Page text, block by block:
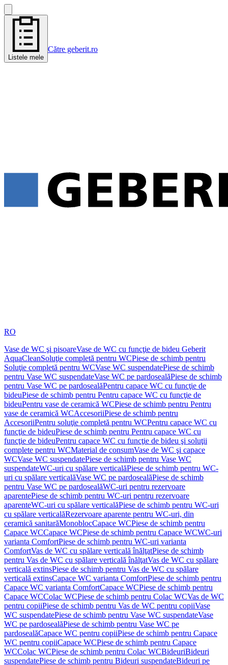
Listele mele
Către geberit.ro
RO
Vase de WC şi pisoareVase de WC cu funcţie de bideu Geberit
AquaCleanSoluţie completă pentru WCPiese de schimb pentru
Soluţie completă pentru WCVase WC suspendatePiese de schimb
pentru Vase WC suspendateVase WC pe pardosealăPiese de schimb
pentru Vase WC pe pardosealăPentru capace WC cu funcţie de
bideuPiese de schimb pentru Pentru capace WC cu funcţie de
bideuPentru vase de ceramică WCPiese de schimb pentru Pentru
vase de ceramică WCAccesoriiPiese de schimb pentru
AccesoriiPentru soluţie completă pentru WCPentru capace WC cu
funcţie de bideuPiese de schimb pentru Pentru capace WC cu
funcţie de bideuPentru capace WC cu funcţie de bideu şi soluţii
complete pentru WCMaterial de consumVase de WC şi capace
WCVase WC suspendatePiese de schimb pentru Vase WC
suspendateWC-uri cu spălare verticalăPiese de schimb pentru WC-
uri cu spălare verticalăVase WC pe pardosealăPiese de schimb
pentru Vase WC pe pardosealăWC-uri pentru rezervoare
aparentePiese de schimb pentru WC-uri pentru rezervoare
aparenteWC-uri cu spălare verticalăPiese de schimb pentru WC-uri
cu spălare verticalăRezervoare aparente pentru WC-uri, din
ceramică sanitarăMonoblocCapace WCPiese de schimb pentru
Capace WCCapace WCPiese de schimb pentru Capace WCWC-uri
varianta ComfortPiese de schimb pentru WC-uri varianta
ComfortVas de WC cu spălare verticală înălţatPiese de schimb
pentru Vas de WC cu spălare verticală înălţatVas de WC cu spălare
verticală extinsPiese de schimb pentru Vas de WC cu spălare
verticală extinsCapace WC varianta ComfortPiese de schimb pentru
Capace WC varianta ComfortCapace WCPiese de schimb pentru
Capace WCColac WCPiese de schimb pentru Colac WCVas de WC
pentru copiiPiese de schimb pentru Vas de WC pentru copiiVase
WC suspendatePiese de schimb pentru Vase WC suspendateVase
WC pe pardosealăPiese de schimb pentru Vase WC pe
pardosealăCapace WC pentru copiiPiese de schimb pentru Capace
WC pentru copiiCapace WCPiese de schimb pentru Capace
WCColac WCPiese de schimb pentru Colac WCBideuriBideuri
suspendatePiese de schimb pentru Bideuri suspendateBideuri pe